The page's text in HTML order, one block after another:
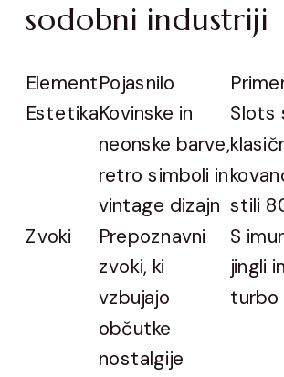
sodobni industriji
ElementPojasnilo
EstetikaKovinske in
neonske barve,
retro simboli in
vintage dizajn
Slots
stili
Zvoki
Prepoznavni
zvoki, ki
vzbujajo
občutke
nostalgije
S
jingli
turbo